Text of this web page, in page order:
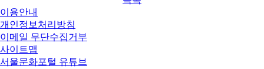
이용안내
개인정보처리방침
이메일 무단수집거부
사이트맵
서울문화포털 유튜브